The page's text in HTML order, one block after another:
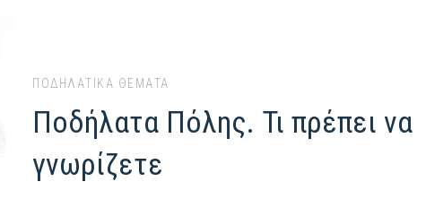
ΠΟΔΗΛΑΤΙΚΆ ΘΈΜΑΤΑ
Ποδήλατα Πόλης. Τι πρέπει να
γνωρίζετε